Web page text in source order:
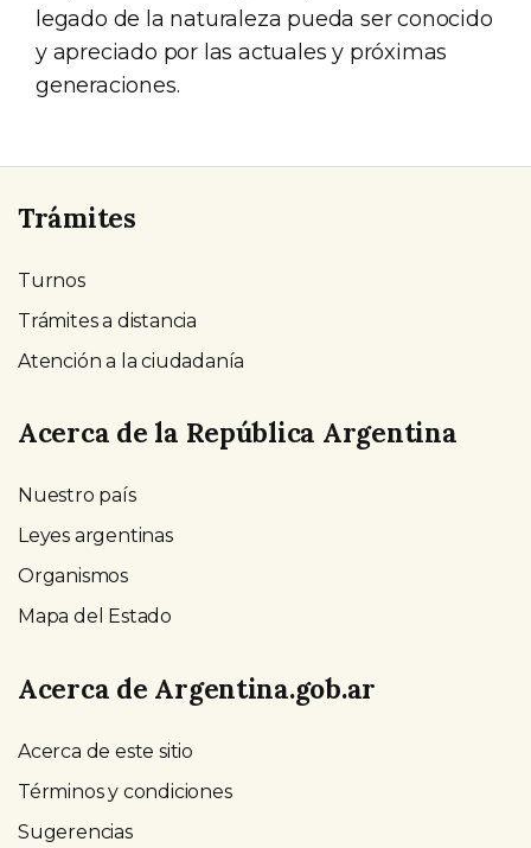
legado de la naturaleza pueda ser conocido
y apreciado por las actuales y próximas
generaciones.
Trámites
Turnos
Trámites a distancia
Atención a la ciudadanía
Acerca de la República Argentina
Nuestro país
Leyes argentinas
Organismos
Mapa del Estado
Acerca de Argentina.gob.ar
Acerca de este sitio
Términos y condiciones
Sugerencias